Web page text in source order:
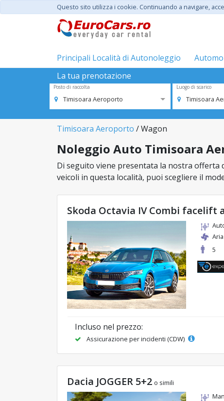
Questo sito utilizza i cookie. Continuando a navigare,
Principali Località di Autonoleggio
La tua prenotazione
Posto di raccolta
Timisoara Aeroporto
Luogo di scarico
Timisoara
Timisoara Aeroporto / Wagon
Noleggio Auto Timisoara
Di seguito viene presentata la nostra offerta
veicoli in questa località, puoi scegliere il
Skoda Octavia IV Combi facelift
5
Incluso nel prezzo:
Assicurazione per incidenti (CDW)
Dacia JOGGER 5+2 o simili